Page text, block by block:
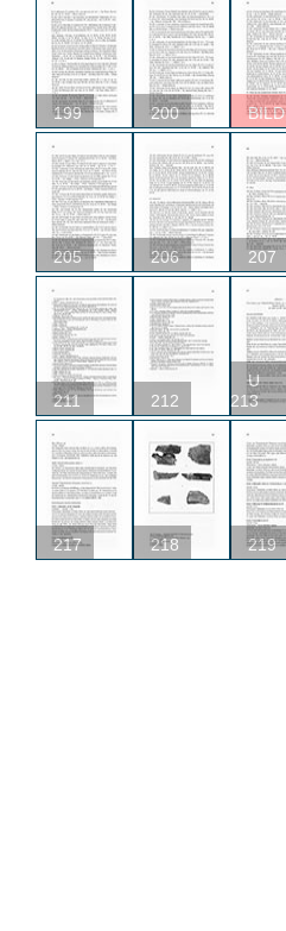
199 200 BILD
205 206 207
211 212
U
213
217 218 219